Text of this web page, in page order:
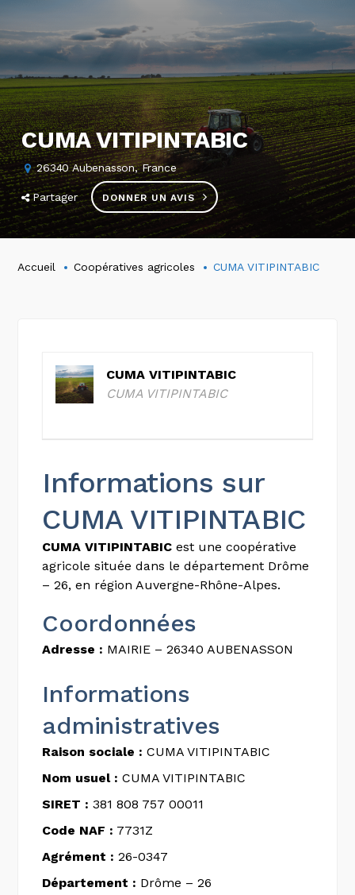
CUMA VITIPINTABIC
26340 Aubenasson, France
Partager DONNER UN AVIS
Accueil Coopératives agricoles CUMA VITIPINTABIC
CUMA VITIPINTABIC
CUMA VITIPINTABIC
Informations sur
CUMA VITIPINTABIC
CUMA VITIPINTABIC est une coopérative
agricole située dans le département Drôme
– 26, en région Auvergne-Rhône-Alpes.
Coordonnées
Adresse : MAIRIE – 26340 AUBENASSON
Informations
administratives
Raison sociale : CUMA VITIPINTABIC
Nom usuel : CUMA VITIPINTABIC
SIRET : 381 808 757 00011
Code NAF : 7731Z
Agrément : 26-0347
Département : Drôme – 26